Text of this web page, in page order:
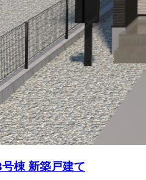
棟 新築戸建て